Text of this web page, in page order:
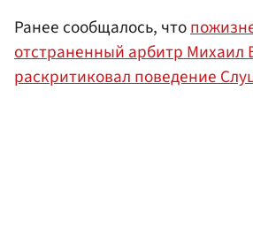
Ранее сообщалось, что
отстраненный арбитр Михаил
раскритиковал поведение